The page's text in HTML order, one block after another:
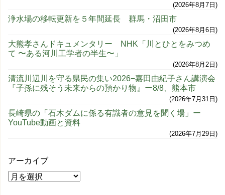
2026年8月7日
浄水場の移転更新を５年間延長 群馬・沼田市
2026年8月6日
大熊孝さんドキュメンタリー NHK「川とひとをみつめ
て 〜ある河川工学者の半生〜」
2026年8月2日
清流川辺川を守る県民の集い2026−嘉田由紀子さん講演会
『子孫に残そう未来からの預かり物』ー8/8、熊本市
2026年7月31日
長崎県の「石木ダムに係る有識者の意見を聞く場」ー
YouTube動画と資料
2026年7月29日
アーカイブ